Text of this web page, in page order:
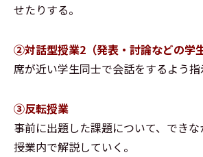
せたりする。
②対話型授業2（発表・討論などの学
席が近い学生同士で会話をするよう指
③反転授業
事前に出題した課題について、でき
授業内で解説していく。